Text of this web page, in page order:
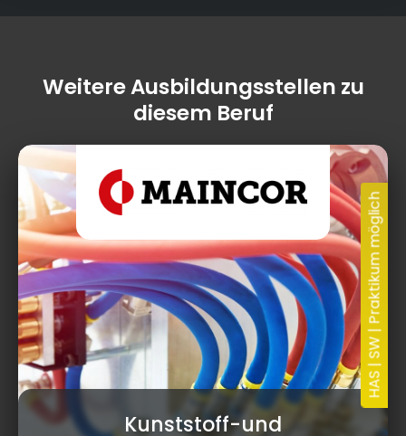
Weitere Ausbildungsstellen zu
diesem Beruf
11.05.2026
Kunststoff-und